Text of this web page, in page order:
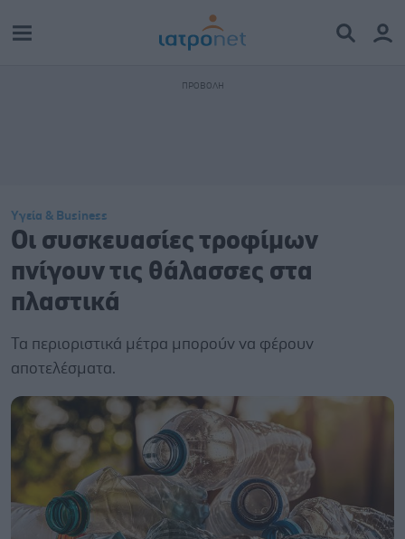
Υγεία & Business
Οι συσκευασίες τροφίμων
πνίγουν τις θάλασσες στα
πλαστικά
Τα περιοριστικά μέτρα μπορούν να φέρουν
αποτελέσματα.